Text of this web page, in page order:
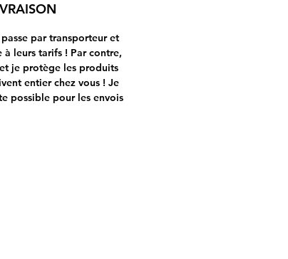
par transporteur et
à leurs tarifs ! Par contre,
je protège les produits
entier chez vous ! Je
possible pour les envois